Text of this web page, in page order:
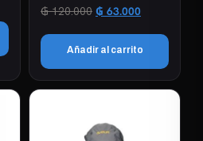
₲120.000 El
era:
₲ 120.000.
₲ 63.000El
actual
es:
₲ 63.000.
Añadir al carrito